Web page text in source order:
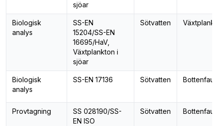
sjöar
Biologisk
analys
SS-EN
15204/SS-EN
16695/HaV,
Växtplankton i
sjöar
Sötvatten
Biologisk
analys
SS-EN 17136 Sötvatten
Provtagning
SS 028190/SS-
EN ISO
Sötvatten